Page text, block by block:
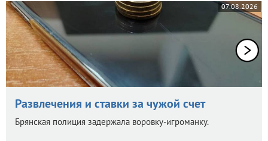
07.08.2026
Развлечения и ставки за чужой счет
Брянская полиция задержала воровку-игроманку.